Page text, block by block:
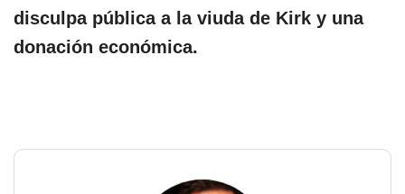
disculpa pública a la viuda de Kirk y una
donación económica.